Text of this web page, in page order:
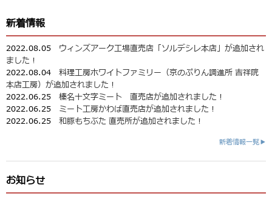
新着情報
2022.08.05 ウィンズアーク工場直売店「ソルデシレ本店」が追加され
ました！
2022.08.04 料理工房ホワイトファミリー（京のぷりん調進所 吉祥院
本店工房）が追加されました！
2022.06.25 榛名十文字ミート 直売店が追加されました！
2022.06.25 ミート工房かわば直売店が追加されました！
2022.06.25 和豚もちぶた 直売所が追加されました！
新着情報一覧▶
お知らせ